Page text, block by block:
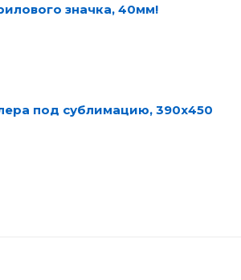
значка, 40мм!
под сублимацию, 390х450